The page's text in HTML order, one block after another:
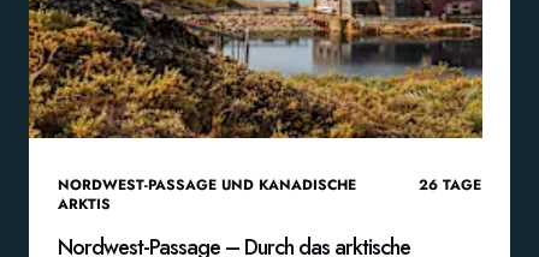
NORDWEST-PASSAGE UND KANADISCHE
ARKTIS
26 TAGE
Nordwest-Passage – Durch das arktische